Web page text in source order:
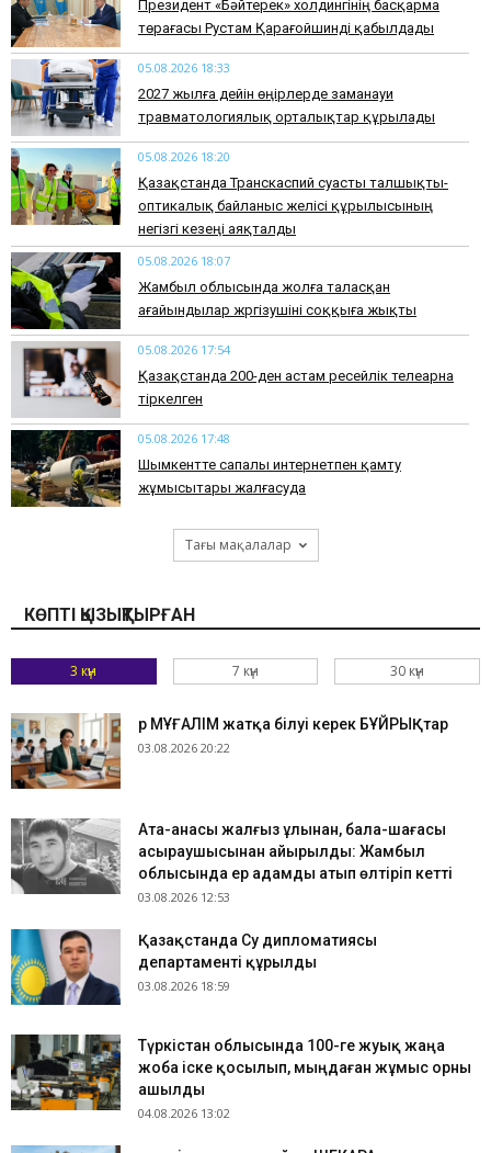
Президент «Бәйтерек» холдингінің басқарма
төрағасы Рустам Қарағойшинді қабылдады
05.08.2026 18:33
2027 жылға дейін өңірлерде заманауи
травматологиялық орталықтар құрылады
05.08.2026 18:20
Қазақстанда Транскаспий суасты талшықты-
оптикалық байланыс желісі құрылысының
негізгі кезеңі аяқталды
05.08.2026 18:07
Жамбыл облысында жолға таласқан
ағайындылар жүргізушіні соққыға жықты
05.08.2026 17:54
Қазақстанда 200-ден астам ресейлік телеарна
тіркелген
05.08.2026 17:48
Шымкентте сапалы интернетпен қамту
жұмысытары жалғасуда
Тағы мақалалар
КӨПТІ ҚЫЗЫҚТЫРҒАН
3 күн 7 күн 30 күн
Әр МҰҒАЛІМ жатқа білуі керек БҰЙРЫҚтар
03.08.2026 20:22
Ата-анасы жалғыз ұлынан, бала-шағасы
асыраушысынан айырылды: Жамбыл
облысында ер адамды атып өлтіріп кетті
03.08.2026 12:53
Қазақстанда Су дипломатиясы
департаменті құрылды
03.08.2026 18:59
Түркістан облысында 100-ге жуық жаңа
жоба іске қосылып, мыңдаған жұмыс орны
ашылды
04.08.2026 13:02